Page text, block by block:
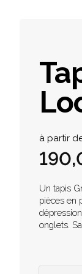
à partir
Un tapis
pièces en
onglets.